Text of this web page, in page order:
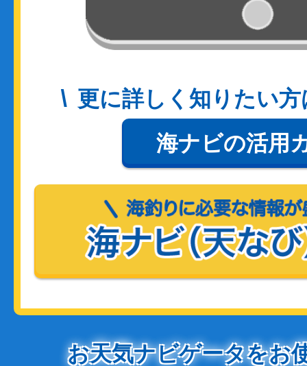
更に詳しく知りたい
海ナビの活用
お天気ナビゲータをお